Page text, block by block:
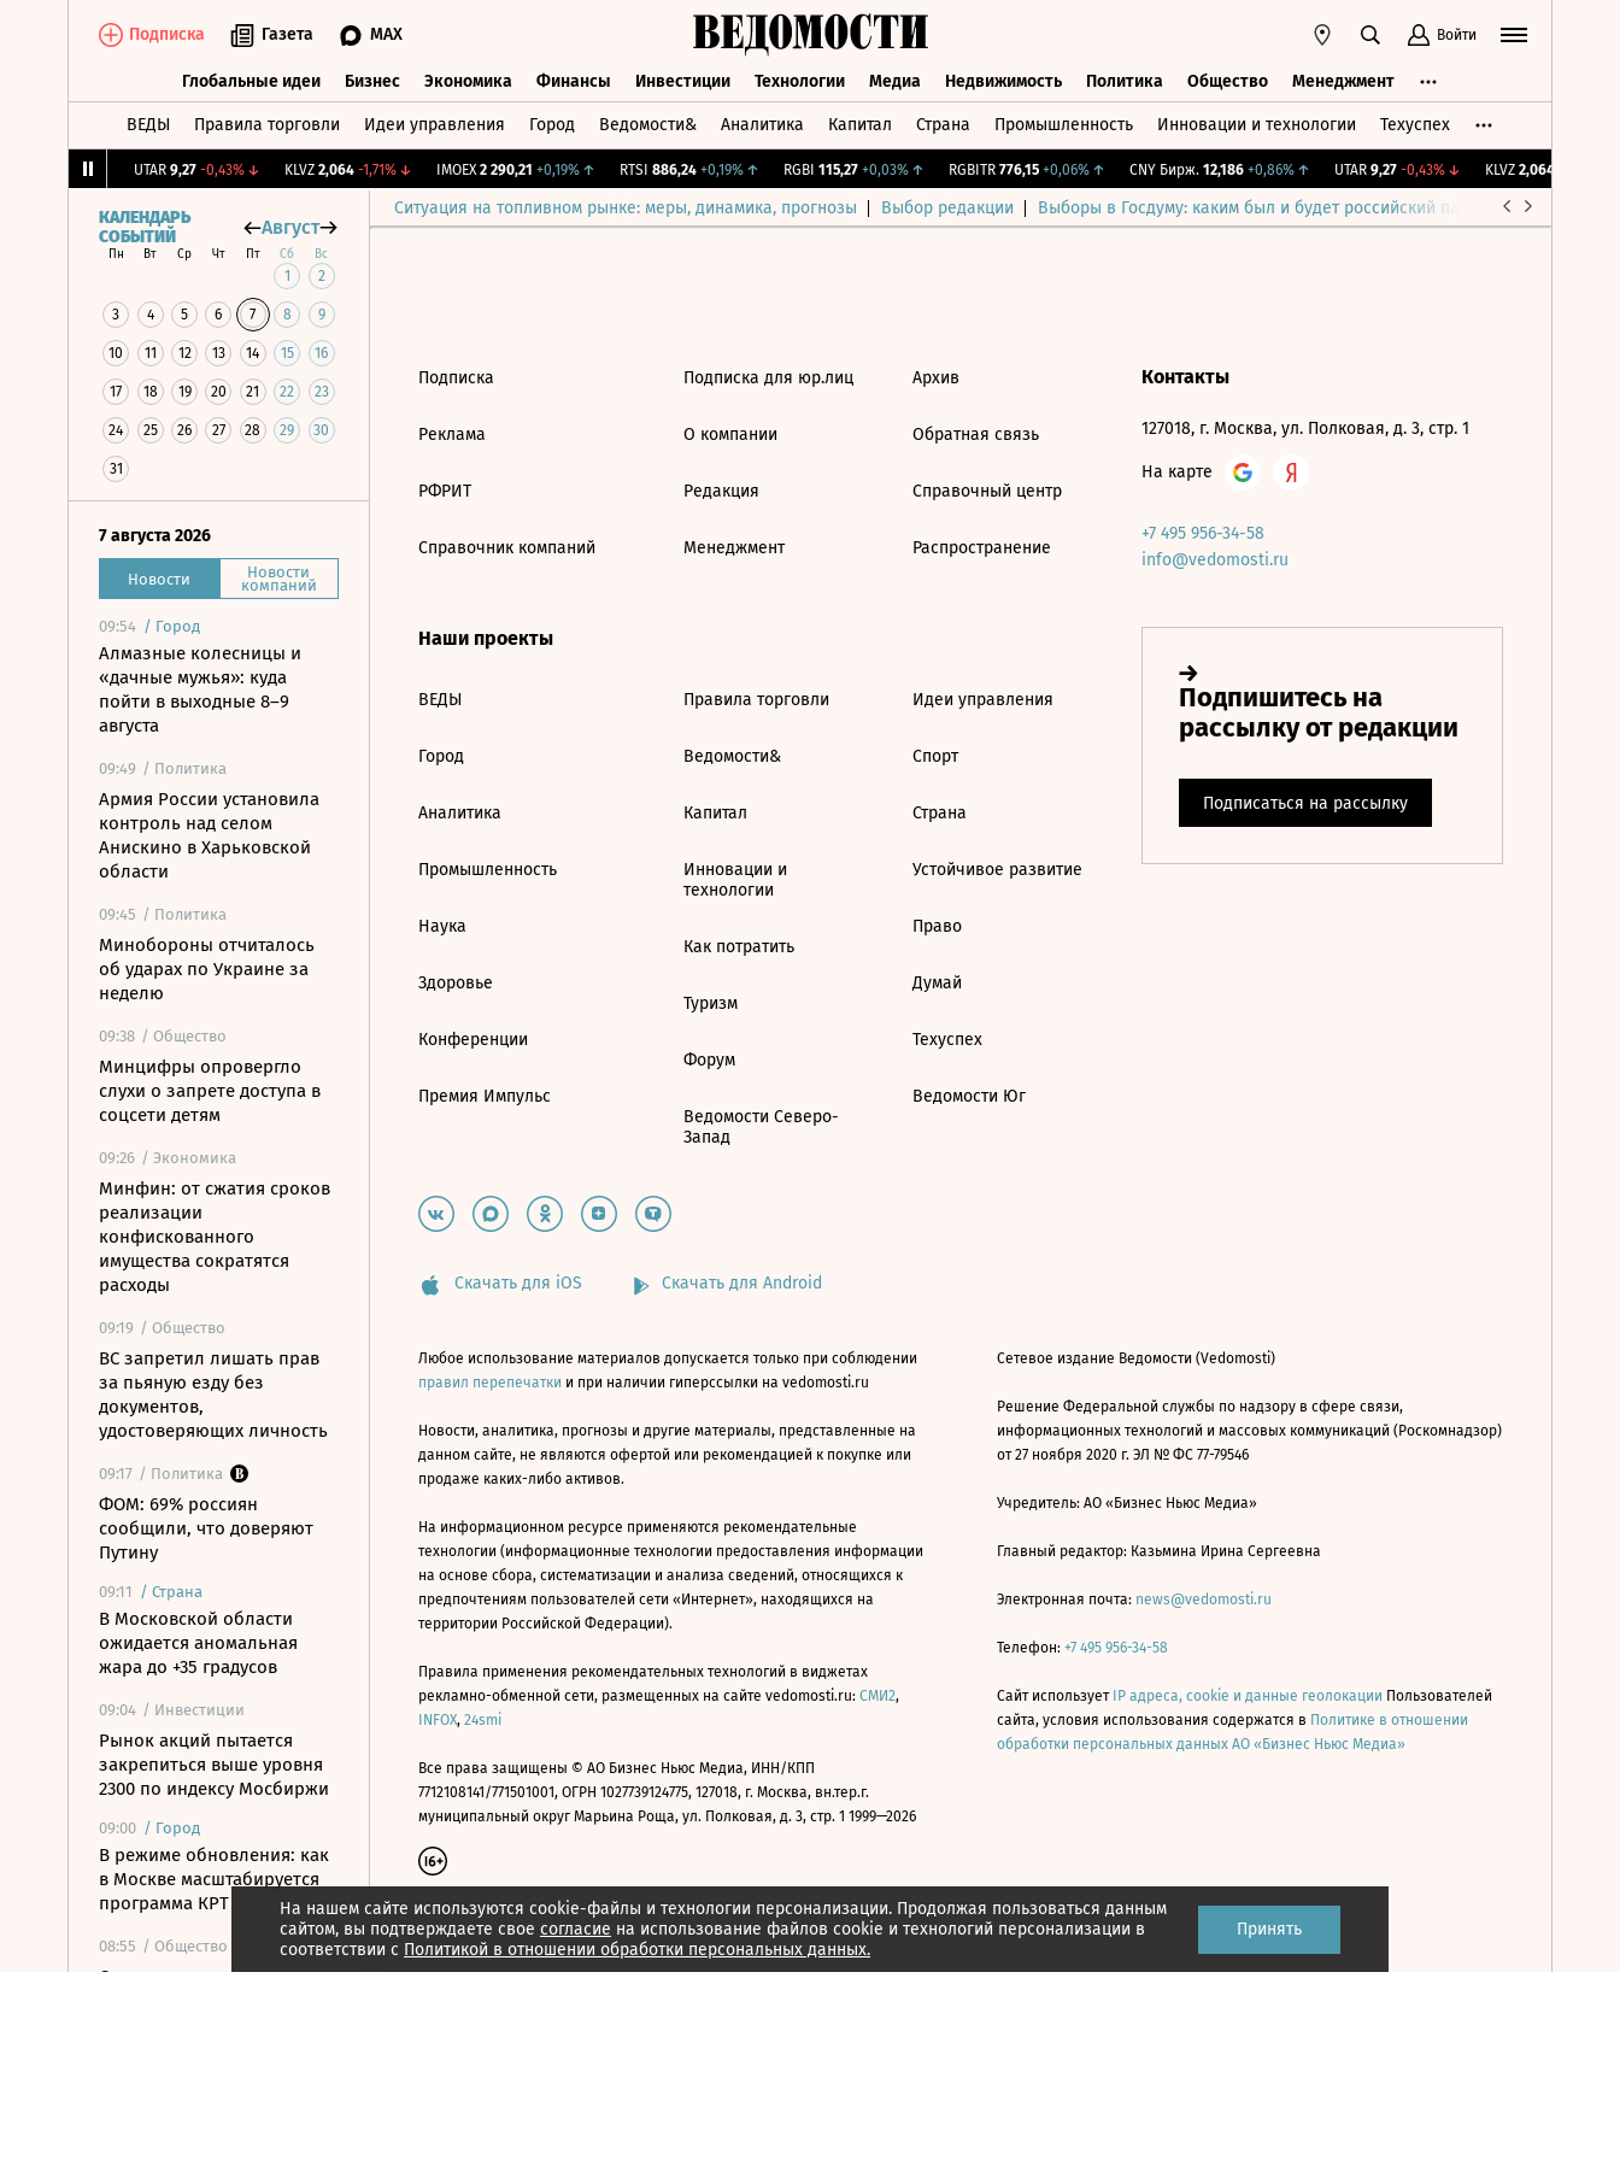
Подписка Газета MAX Войти
Глобальные идеи Бизнес Экономика Финансы Инвестиции Технологии Медиа Недвижимость Политика Общество Менеджмент
ВЕДЫ Правила торговли Идеи управления Город Ведомости& Аналитика Капитал Страна Промышленность Инновации и технологии Техуспех
UTAR 9,27 -0,43%↓ KLVZ 2,064 -1,71%↓ IMOEX 2 290,21 +0,19%↑ RTSI 886,24 +0,19%↑ RGBI 115,27 +0,03%↑ RGBITR 776,15 +0,06%↑ CNY Бирж. 12,186 +0,86%↑ UTAR 9,27 -0,43%↓ KLVZ 2,064 -1,71%
Ситуация на топливном рынке: меры, динамика, прогнозы Выбор редакции Выборы в Госдуму: каким был и будет российский парламент
КАЛЕНДАРЬ
СОБЫТИЙ
Август
Пн Вт Ср Чт Пт Сб Вс
1 2
3 4 5 6 7 8 9
10 11 12 13 14 15 16
17 18 19 20 21 22 23
24 25 26 27 28 29 30
31
7 августа 2026
Новости Новости
компаний
09:54 / Город
Алмазные колесницы и
«дачные мужья»: куда
пойти в выходные 8–9
августа
09:49 / Политика
Армия России установила
контроль над селом
Анискино в Харьковской
области
09:45 / Политика
Минобороны отчиталось
об ударах по Украине за
неделю
09:38 / Общество
Минцифры опровергло
слухи о запрете доступа в
соцсети детям
09:26 / Экономика
Минфин: от сжатия сроков
реализации
конфискованного
имущества сократятся
расходы
09:19 / Общество
ВС запретил лишать прав
за пьяную езду без
документов,
удостоверяющих личность
09:17 / Политика
ФОМ: 69% россиян
сообщили, что доверяют
Путину
09:11 / Страна
В Московской области
ожидается аномальная
жара до +35 градусов
09:04 / Инвестиции
Рынок акций пытается
закрепиться выше уровня
2300 по индексу Мосбиржи
09:00 / Город
В режиме обновления: как
в Москве масштабируется
программа КРТ
08:55 / Общество
Слепакову грозит до двух
На нашем сайте используются cookie-файлы и технологии персонализации. Продолжая пользоваться данным
сайтом, вы подтверждаете свое согласие на использование файлов cookie и технологий персонализации в
соответствии с Политикой в отношении обработки персональных данных.
Принять
Подписка
Реклама
РФРИТ
Справочник компаний
Подписка для юр.лиц
О компании
Редакция
Менеджмент
Архив
Обратная связь
Справочный центр
Распространение
Наши проекты
ВЕДЫ
Город
Аналитика
Промышленность
Наука
Здоровье
Конференции
Премия Импульс
Правила торговли
Ведомости&
Капитал
Инновации и
технологии
Как потратить
Туризм
Форум
Ведомости Северо-
Запад
Идеи управления
Спорт
Страна
Устойчивое развитие
Право
Думай
Техуспех
Ведомости Юг
Контакты
127018, г. Москва, ул. Полковая, д. 3, стр. 1
На карте
+7 495 956-34-58
info@vedomosti.ru
Скачать для iOS Скачать для Android
Любое использование материалов допускается только при соблюдении
правил перепечатки и при наличии гиперссылки на vedomosti.ru
Новости, аналитика, прогнозы и другие материалы, представленные на
данном сайте, не являются офертой или рекомендацией к покупке или
продаже каких-либо активов.
На информационном ресурсе применяются рекомендательные
технологии (информационные технологии предоставления информации
на основе сбора, систематизации и анализа сведений, относящихся к
предпочтениям пользователей сети «Интернет», находящихся на
территории Российской Федерации).
Правила применения рекомендательных технологий в виджетах
рекламно-обменной сети, размещенных на сайте vedomosti.ru: СМИ2,
INFOX, 24smi
Все права защищены © АО Бизнес Ньюс Медиа, ИНН/КПП
7712108141/771501001, ОГРН 1027739124775, 127018, г. Москва, вн.тер.г.
муниципальный округ Марьина Роща, ул. Полковая, д. 3, стр. 1 1999—2026
Сетевое издание Ведомости (Vedomosti)
Решение Федеральной службы по надзору в сфере связи,
информационных технологий и массовых коммуникаций (Роскомнадзор)
от 27 ноября 2020 г. ЭЛ № ФС 77-79546
Учредитель: АО «Бизнес Ньюс Медиа»
Главный редактор: Казьмина Ирина Сергеевна
Электронная почта: news@vedomosti.ru
Телефон: +7 495 956-34-58
Сайт использует IP адреса, cookie и данные геолокации Пользователей
сайта, условия использования содержатся в Политике в отношении
обработки персональных данных АО «Бизнес Ньюс Медиа»